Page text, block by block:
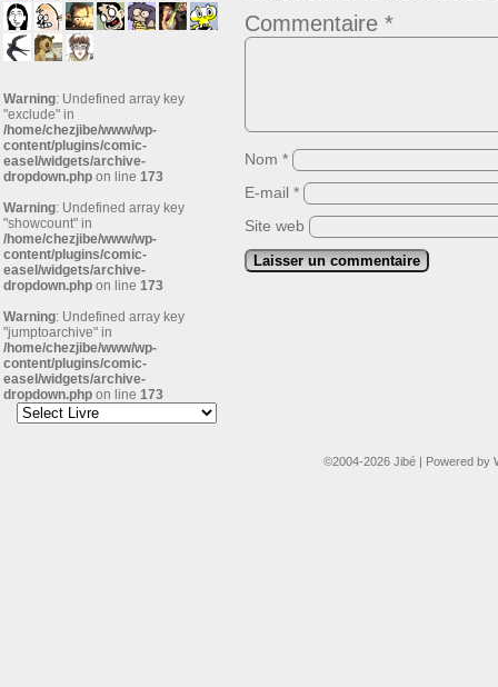
Warning: Undefined array key
"exclude" in
/home/chezjibe/www/wp-
content/plugins/comic-
easel/widgets/archive-
dropdown.php on line 173
Warning: Undefined array key
"showcount" in
/home/chezjibe/www/wp-
content/plugins/comic-
easel/widgets/archive-
dropdown.php on line 173
Warning: Undefined array key
"jumptoarchive" in
/home/chezjibe/www/wp-
content/plugins/comic-
easel/widgets/archive-
dropdown.php on line 173
Commentaire *
Nom *
E-mail *
Site web
©2004-2026 Jibé | Powered by